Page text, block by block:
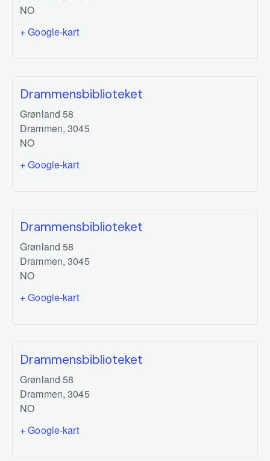
NO
+ Google-kart
Drammensbiblioteket
Grønland 58
Drammen, 3045
NO
+ Google-kart
Drammensbiblioteket
Grønland 58
Drammen, 3045
NO
+ Google-kart
Drammensbiblioteket
Grønland 58
Drammen, 3045
NO
+ Google-kart